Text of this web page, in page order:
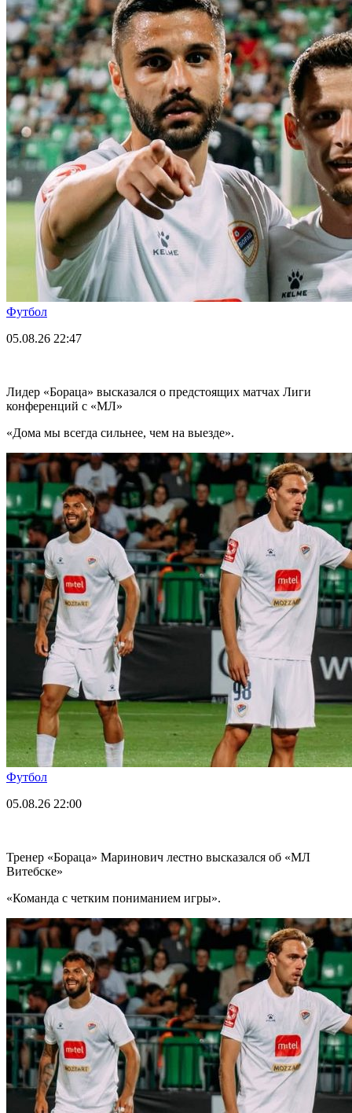
Футбол
05.08.26 22:47
Лидер «Бораца» высказался о предстоящих матчах Лиги
конференций с «МЛ»
«Дома мы всегда сильнее, чем на выезде».
Футбол
05.08.26 22:00
Тренер «Бораца» Маринович лестно высказался об «МЛ
Витебске»
«Команда с четким пониманием игры».